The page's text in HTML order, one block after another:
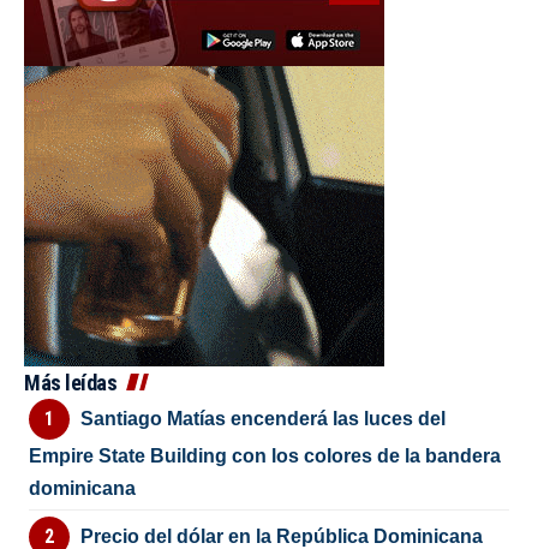
Más leídas
Santiago Matías encenderá las luces del
Empire State Building con los colores de la bandera
dominicana
Precio del dólar en la República Dominicana